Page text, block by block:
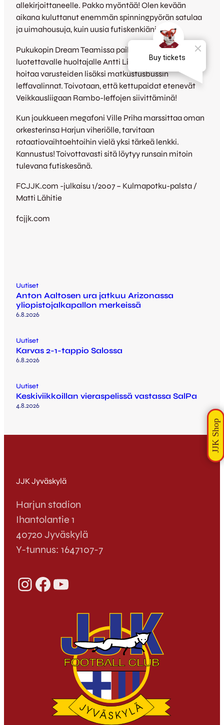
allekirjoittaneelle. Pakko myöntää! Olen kevään
aikana kuluttanut enemmän spinningpyörän satulaa
ja uimahousuja, kuin uusia futiskenkiäni.
Pukukopin Dream Teamissa paikka kuuluu myös
luotettavalle huoltajalle Antti Lindströmille. ”Konda”
hoitaa varusteiden lisäksi matkustusbussin
leffavalinnat. Toivotaan, että kettupaidat etenevät
Veikkausliigaan Rambo-leffojen siivittäminä!
Kun joukkueen megafoni Ville Priha marssittaa oman
orkesterinsa Harjun viheriölle, tarvitaan
rotaatiovaihtoehtoihin vielä yksi tärkeä lenkki.
Kannustus! Toivottavasti sitä löytyy runsain mitoin
tulevana futiskesänä.
FCJJK.com -julkaisu 1/2007 – Kulmapotku-palsta /
Matti Lähitie
fcjjk.com
Uutiset
Anton Aaltosen ura jatkuu Arizonassa
yliopistojalkapallon merkeissä
6.8.2026
Uutiset
Karvas 2-1-tappio Salossa
6.8.2026
Uutiset
Keskiviikkoillan vieraspelissä vastassa SalPa
4.8.2026
JJK Jyväskylä
Harjun stadion
Ihantolantie 1
40720 Jyväskylä
Y-tunnus: 1647107-7
InstagramFacebook YouTube